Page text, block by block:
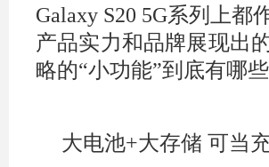
Galaxy S20 5G系列上
产品实力和品牌展现出
略的“小功能”到底有哪
大电池+大存储 可当